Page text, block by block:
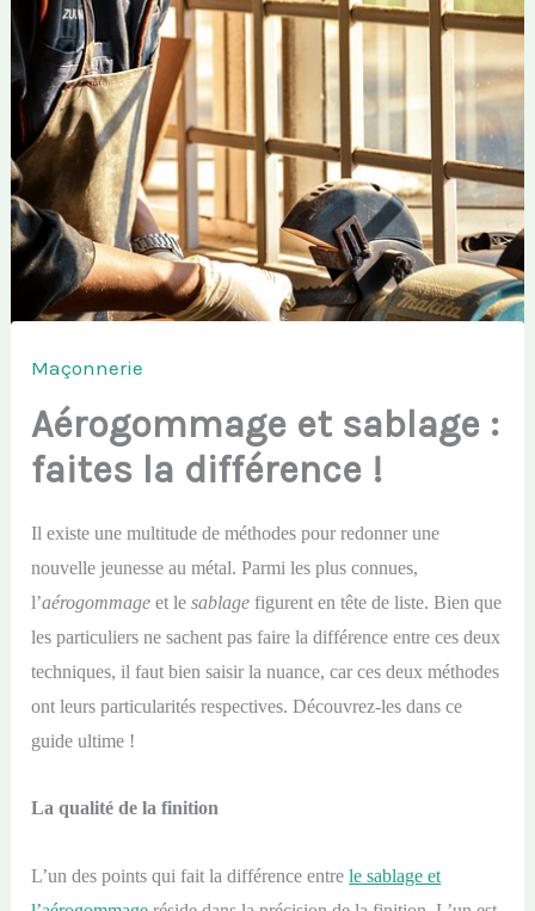
Maçonnerie
Aérogommage et sablage :
faites la différence !
Il existe une multitude de méthodes pour redonner une
nouvelle jeunesse au métal. Parmi les plus connues,
l’aérogommage et lesablage figurent en tête de liste. Bien que
les particuliers ne sachent pas faire la différence entre ces deux
techniques, il faut bien saisir la nuance, car ces deux méthodes
ont leurs particularités respectives. Découvrez-les dans ce
guide ultime !
La qualité de la finition
L’un des points qui fait la différence entrele sablage et